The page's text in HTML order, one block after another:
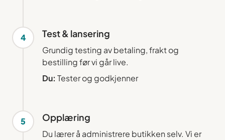
4 Test & lansering
Grundig testing av betaling, frakt og
bestilling før vi går live.
Du: Tester og godkjenner
5 Opplæring
Du lærer å administrere butikken selv. Vi er